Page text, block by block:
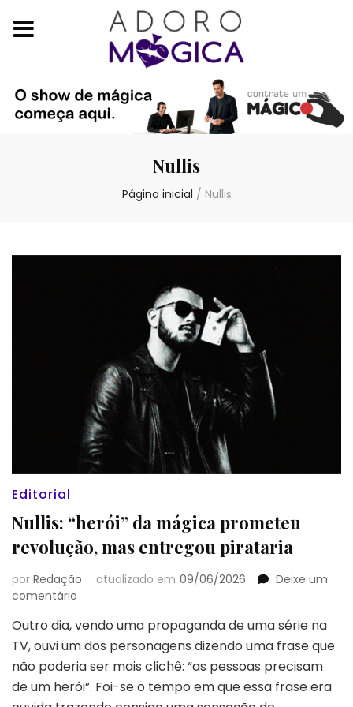
Nullis
Página inicial / Nullis
Editorial
Nullis: “herói” da mágica prometeu
revolução, mas entregou pirataria
por Redação atualizado em 09/06/2026
Deixe um
comentário
“herói”
da
mágica
prometeu
revolução,
Outro dia, vendo uma propaganda de uma série na
TV, ouvi um dos personagens dizendo uma frase que
não poderia ser mais clichê: “as pessoas precisam
de um herói”. Foi-se o tempo em que essa frase era